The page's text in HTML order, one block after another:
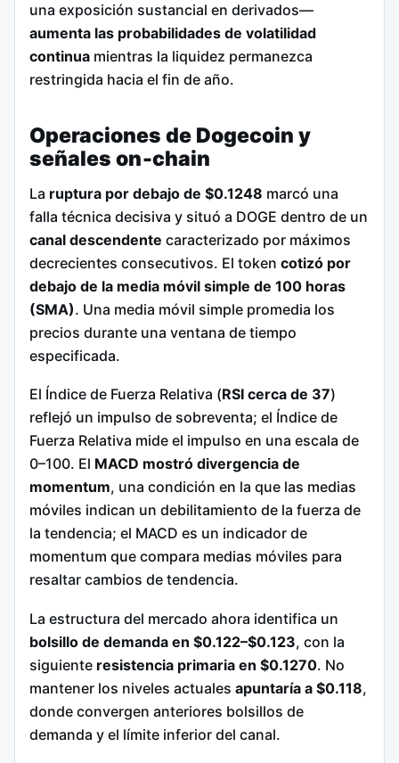
una exposición sustancial en derivados—
aumenta las probabilidades de volatilidad
continua mientras la liquidez permanezca
restringida hacia el fin de año.
Operaciones de Dogecoin y
señales on‑chain
La ruptura por debajo de $0.1248 marcó una
falla técnica decisiva y situó a DOGE dentro de un
canal descendente caracterizado por máximos
decrecientes consecutivos. El token cotizó por
debajo de la media móvil simple de 100 horas
(SMA). Una media móvil simple promedia los
precios durante una ventana de tiempo
especificada.
El Índice de Fuerza Relativa (RSI cerca de 37)
reflejó un impulso de sobreventa; el Índice de
Fuerza Relativa mide el impulso en una escala de
0–100. El MACD mostró divergencia de
momentum, una condición en la que las medias
móviles indican un debilitamiento de la fuerza de
la tendencia; el MACD es un indicador de
momentum que compara medias móviles para
resaltar cambios de tendencia.
La estructura del mercado ahora identifica un
bolsillo de demanda en $0.122–$0.123, con la
siguiente resistencia primaria en $0.1270. No
mantener los niveles actuales apuntaría a $0.118,
donde convergen anteriores bolsillos de
demanda y el límite inferior del canal.